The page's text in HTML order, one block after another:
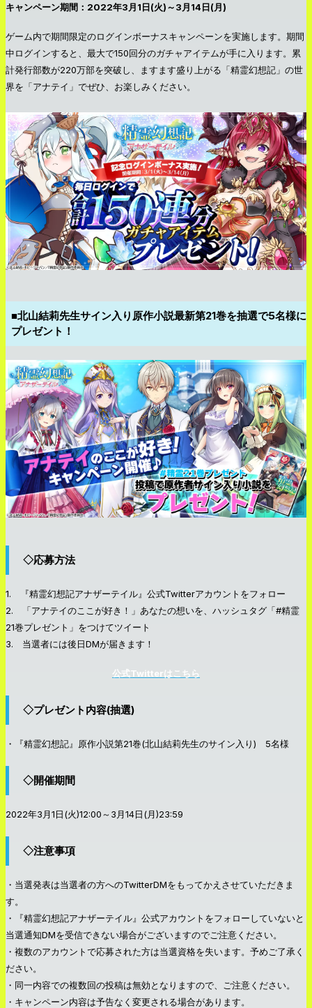
キャンペーン期間：2022年3月1日(火)～3月14日(月)
ゲーム内で期間限定のログインボーナスキャンペーンを実施します。期間
中ログインすると、最大で150回分のガチャアイテムが手に入ります。累
計発行部数が220万部を突破し、ますます盛り上がる「精霊幻想記」の世
界を「アナテイ」でぜひ、お楽しみください。
■北山結莉先生サイン入り原作小説最新第21巻を抽選で5名様に
プレゼント！
◇応募方法
1. 『精霊幻想記アナザーテイル』公式Twitterアカウントをフォロー
2. 「アナテイのここが好き！」あなたの想いを、ハッシュタグ「#精霊
21巻プレゼント」をつけてツイート
3. 当選者には後日DMが届きます！
公式Twitterはこちら
◇プレゼント内容(抽選)
・ 『精霊幻想記』 原作小説第21巻(北山結莉先生のサイン入り) 5名様
◇開催期間
2022年3月1日(火)12:00～3月14日(月)23:59
◇注意事項
・当選発表は当選者の方へのTwitterDMをもってかえさせていただきま
す。
・『精霊幻想記アナザーテイル』公式アカウントをフォローしていないと
当選通知DMを受信できない場合がございますのでご注意ください。
・複数のアカウントで応募された方は当選資格を失います。予めご了承く
ださい。
・同一内容での複数回の投稿は無効となりますので、ご注意ください。
・キャンペーン内容は予告なく変更される場合があります。